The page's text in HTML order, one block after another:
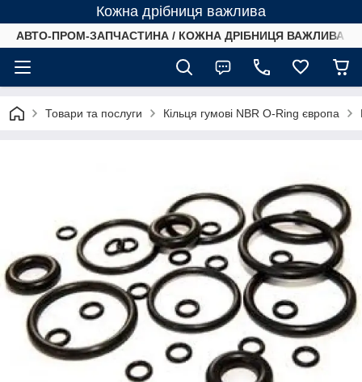
Кожна дрібниця важлива
АВТО-ПРОМ-ЗАПЧАСТИНА / КОЖНА ДРІБНИЦЯ ВАЖЛИВА /
Товари та послуги Кільця гумові NBR O-Ring європа